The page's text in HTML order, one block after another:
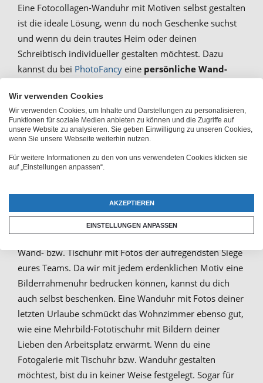
Eine Fotocollagen-Wanduhr mit Motiven selbst gestalten
ist die ideale Lösung, wenn du noch Geschenke suchst
und wenn du dein trautes Heim oder deinen
Schreibtisch individueller gestalten möchtest. Dazu
kannst du bei PhotoFancy eine persönliche Wand-
gestalten und als Wand- oder Tischuhr für 9 Fotos
nutzen. Für jeden Anlass lässt sich eine eigene Uhr-
Fotocollage zusammenstellen. Die Uhr mit Bildern
eignet sich zum Beispiel sehr gut als
Weihnachtsgeschenkfür entfernt lebende Verwandte,
Liebste wird sich über eine Tisch- bzw. Wanduhr
„Fotocollage“ mit romantischen Bildern sehr freuen.
Oder gönne dem Versammlungsraum des Fanclubs eine
Wand- bzw. Tischuhr mit Fotos der aufregendsten Siege
eures Teams. Da wir mit jedem erdenklichen Motiv eine
Bilderrahmenuhr bedrucken können, kannst du dich
auch selbst beschenken. Eine Wanduhr mit Fotos deiner
letzten Urlaube schmückt das Wohnzimmer ebenso gut,
wie eine Mehrbild-Fototischuhr mit Bildern deiner
Lieben den Arbeitsplatz erwärmt. Wenn du eine
Fotogalerie mit Tischuhr bzw. Wanduhr gestalten
möchtest, bist du in keiner Weise festgelegt. Sogar für
Wir verwenden Cookies
Wir verwenden Cookies, um Inhalte und Darstellungen zu personalisieren,
Funktionen für soziale Medien anbieten zu können und die Zugriffe auf
unsere Website zu analysieren. Sie geben Einwilligung zu unseren Cookies,
wenn Sie unsere Webseite weiterhin nutzen.
Für weitere Informationen zu den von uns verwendeten Cookies klicken sie
auf „Einstellungen anpassen“.
AKZEPTIEREN
EINSTELLUNGEN ANPASSEN